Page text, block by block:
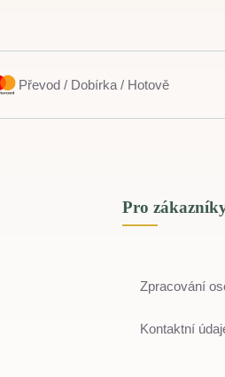
Převod / Dobírka / Hotově
Pro
Zpracování
Kontaktní